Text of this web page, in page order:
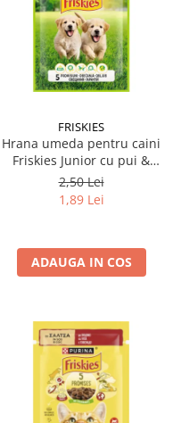
FRISKIES
Hrana umeda pentru caini
Friskies Junior cu pui &
mazare 85 gr
2,50 Lei
1,89 Lei
ADAUGA IN COS